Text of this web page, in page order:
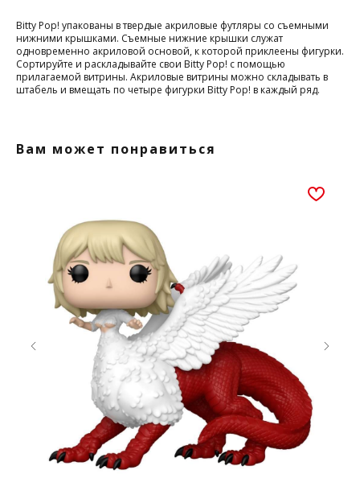
Bitty Pop! упакованы в твердые акриловые футляры со съемными
нижними крышками. Съемные нижние крышки служат
одновременно акриловой основой, к которой приклеены фигурки.
Сортируйте и раскладывайте свои Bitty Pop! с помощью
прилагаемой витрины. Акриловые витрины можно складывать в
штабель и вмещать по четыре фигурки Bitty Pop! в каждый ряд.
Вам может понравиться